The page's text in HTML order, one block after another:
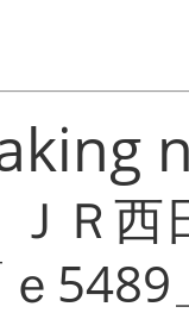
Ｒ